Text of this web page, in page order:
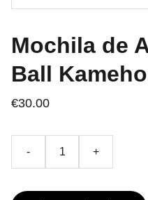
Mochila de
Ball
€30.00
- +